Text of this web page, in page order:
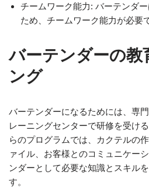
チームワーク能力: バーテンダ
ため、チームワーク能力が必要
バーテンダーの教
ング
バーテンダーになるためには、専
レーニングセンターで研修を受け
らのプログラムでは、カクテルの
ァイル、お客様とのコミュニケー
ンダーとして必要な知識とスキル
す。